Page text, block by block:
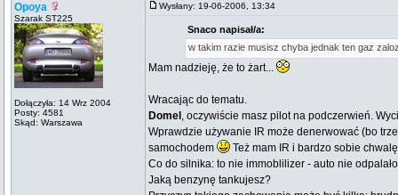
Opoya
Szarak ST225
Dołączyła: 14 Wrz 2004
Posty: 4581
Skąd: Warszawa
Wysłany: 19-06-2006, 13:34
Snaco napisał/a:
w takim razie musisz chyba jednak ten gaz
Mam nadzieję, że to żart...
Wracając do tematu.
Domel , oczywiście masz pilot na podczerwień.
Wprawdzie używanie IR może denerwować (bo
samochodem
Też mam IR i bardzo sobie
Co do silnika: to nie immoblilizer - auto nie
Jaką benzynę tankujesz?